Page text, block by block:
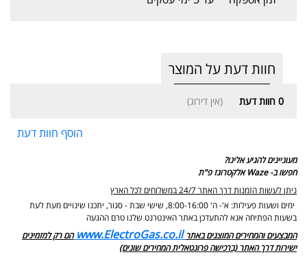
חוות דעת על המוצר
0 חוות דעת (אין דירוג)
הוסף חוות דעת
מעוניינים להגיע אלינו?
חפשו ב- Waze אלקטרוגז פ"ת
ניתן לעשות הזמנות דרך האתר 24/7 במשלוחים לכל הארץ
ימים ושעות פעילות: א'- ה' 8:00-16:00, שישי שבת - סגור,
יתכנו שינויים מעת לעת
בשעות הפתיחה אנא להתעדכן באתר האינטרנט שלנו טרם ההגעה
המבצעים והמחירים המוצגים באתר www.ElectroGas.co.il הם רק למזמינים
ישירות דרך האתר (ברכישה פרונטאלית המחירים שונים)